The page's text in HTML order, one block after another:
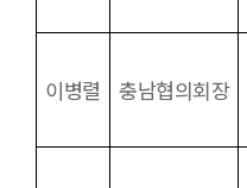
이병렬 충남협의회장